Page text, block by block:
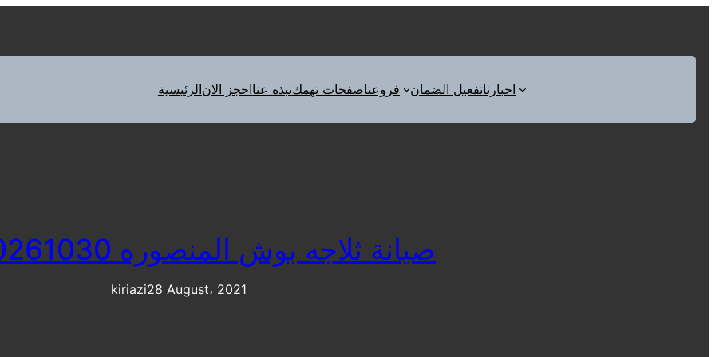
الرئيسيةاحجز الاننبذه عناصفحات تهمكفروعنا تفعيل الضماناخبارنا
صيانة ثلاجه بوش المنصوره 01220261030
kiriazi28 August، 2021